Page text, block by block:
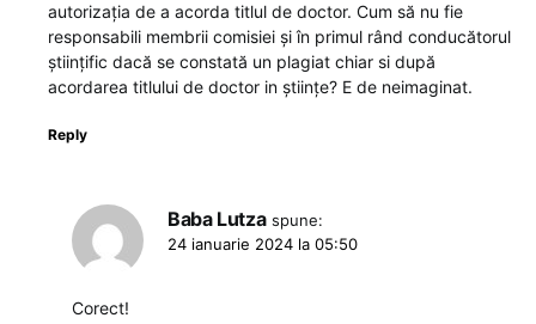
autorizația de a acorda titlul de doctor. Cum să nu fie
responsabili membrii comisiei și în primul rând conducătorul
științific dacă se constată un plagiat chiar si după
acordarea titlului de doctor in științe? E de neimaginat.
Reply
Baba Lutza spune:
24 ianuarie 2024 la 05:50
Corect!